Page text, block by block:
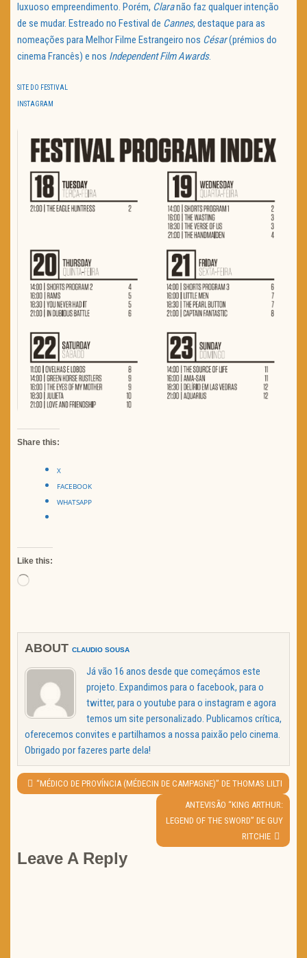
luxuoso empreendimento. Porém, Claranão faz qualquer intenção
de se mudar. Estreado no Festival de Cannes, destaque para as
nomeações para Melhor Filme Estrangeiro nos César(prémios do
cinema Francês) e nos Independent Film Awards.
SITE DO FESTIVAL
INSTAGRAM
Share this:
X
FACEBOOK
WHATSAPP
Like this:
Loading…
ABOUT CLAUDIO SOUSA
Já vão 16 anos desde que começámos este
projeto. Expandimos para o facebook, para o
twitter, para o youtube para o instagram e agora
temos um site personalizado. Publicamos crítica,
oferecemos convites e partilhamos a nossa paixão pelo cinema.
Obrigado por fazeres parte dela!
Navegação
de
artigos
PREVIOUS
“MÉDICO DE PROVÍNCIA (MÉDECIN DE CAMPAGNE)” DE THOMAS LILTI
NEXT
POST:
ANTEVISÃO “KING ARTHUR:
LEGEND OF THE SWORD” DE GUY
RITCHIE
Leave A Reply